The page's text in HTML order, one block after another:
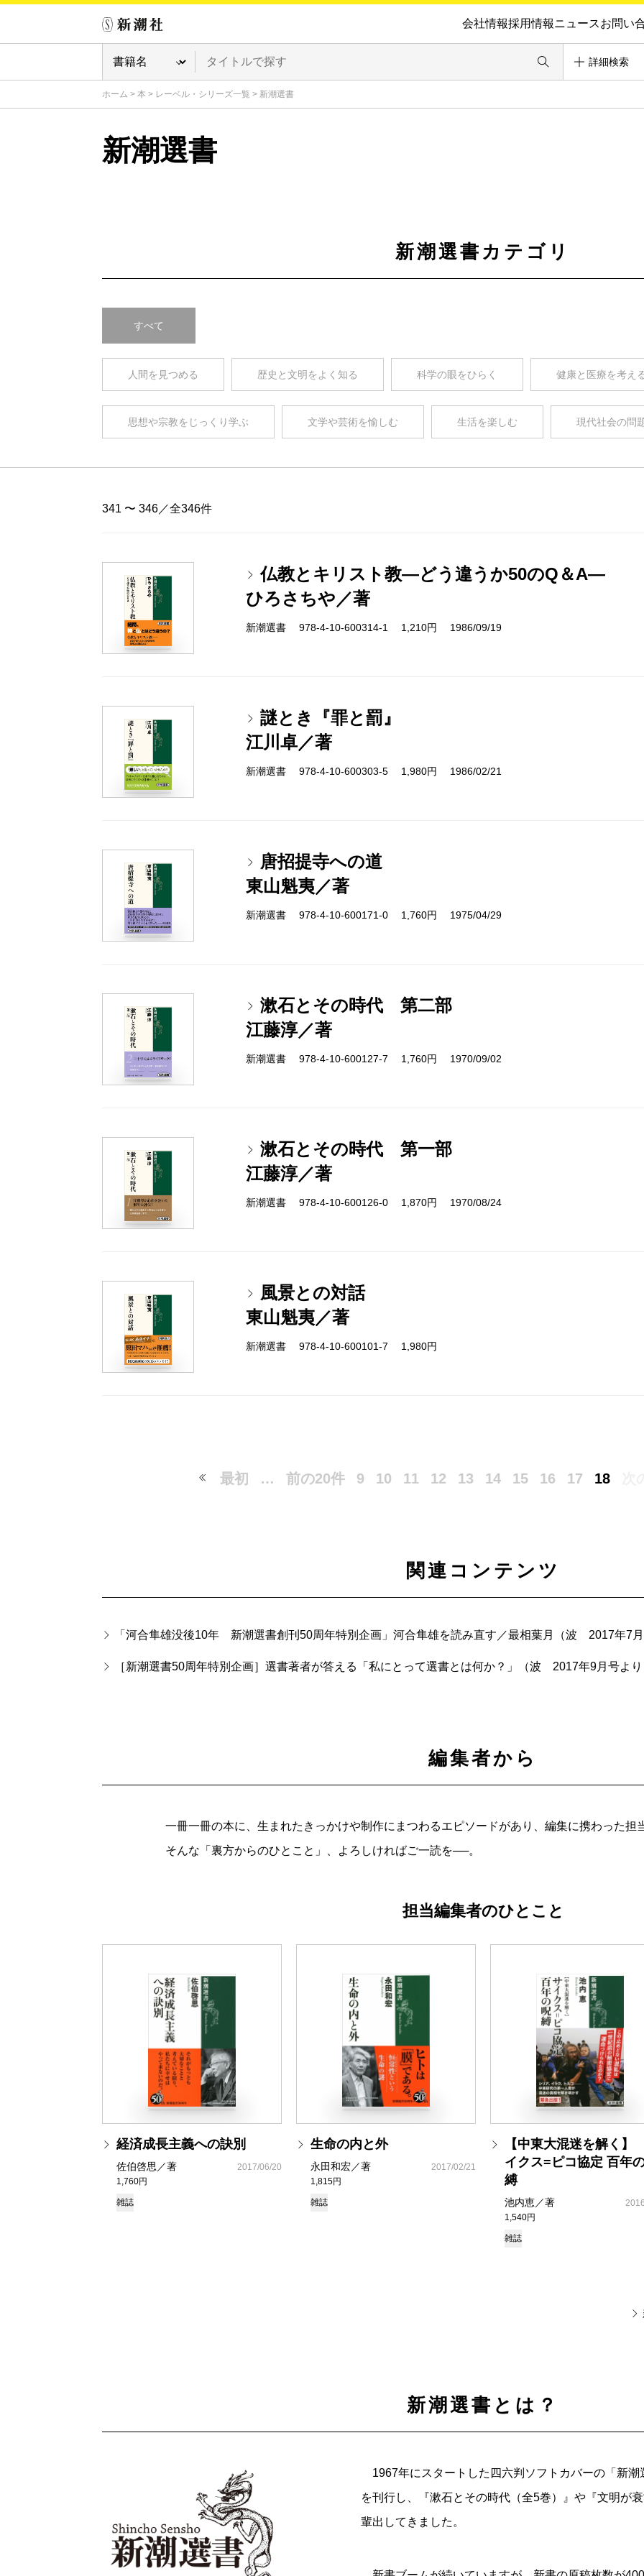
会社情報採用情報ニュースお問い
詳細検索
ホーム > 本 > レーベル・シリーズ一覧 > 新潮選書
新潮選書
新潮選書カテゴリ
すべて
人間を見つめる 歴史と文明をよく知る 科学の眼をひらく 健康と医療を考え
思想や宗教をじっくり学ぶ 文学や芸術を愉しむ 生活を楽しむ 現代社会の問
341 〜 346／全346件
仏教とキリスト教―どう違うか50のQ＆A―
ひろさちや／著
新潮選書 978-4-10-600314-1 1,210円 1986/09/19
謎とき『罪と罰』
江川卓／著
新潮選書 978-4-10-600303-5 1,980円 1986/02/21
唐招提寺への道
東山魁夷／著
新潮選書 978-4-10-600171-0 1,760円 1975/04/29
漱石とその時代 第二部
江藤淳／著
新潮選書 978-4-10-600127-7 1,760円 1970/09/02
漱石とその時代 第一部
江藤淳／著
新潮選書 978-4-10-600126-0 1,870円 1970/08/24
風景との対話
東山魁夷／著
新潮選書 978-4-10-600101-7 1,980円
最初 … 前の20件 9 10 11 12 13 14 15 16 17 18
関連コンテンツ
「河合隼雄没後10年 新潮選書創刊50周年特別企画」河合隼雄を読み直す／最相葉月（波 2017年7月
［新潮選書50周年特別企画］選書著者が答える「私にとって選書とは何か？」（波 2017年9月号より
編集者から
一冊一冊の本に、生まれたきっかけや制作にまつわるエピソードがあり、編集に携わった担
そんな「裏方からのひとこと」、よろしければご一読を──。
担当編集者のひとこと
経済成長主義への訣別
佐伯啓思／著
1,760円
2017/06/20
雑誌
生命の内と外
永田和宏／著
1,815円
2017/02/21
雑誌
【中東大混迷を解く
イクス=ピコ協定 百年
縛
池内恵／著
1,540円
雑誌
新潮選書とは？
1967年にスタートした四六判ソフトカバーの「新潮
を刊行し、『漱石とその時代（全5巻）』や『文明が
輩出してきました。